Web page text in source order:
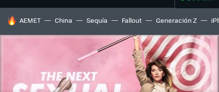
HOY SE HABLA DE
AEMET China Sequía Fallout Generación Z